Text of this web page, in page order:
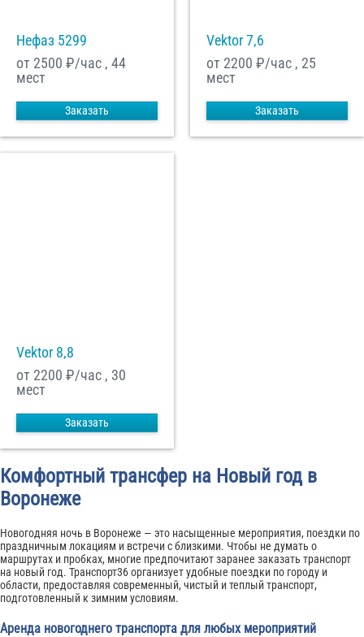
Нефаз 5299
от 2500 ₽/час , 44
мест
Заказать
Vektor 7,6
от 2200 ₽/час , 25
мест
Заказать
Vektor 8,8
от 2200 ₽/час , 30
мест
Заказать
Комфортный трансфер на Новый год в
Воронеже
Новогодняя ночь в Воронеже — это насыщенные мероприятия, поездки по
праздничным локациям и встречи с близкими. Чтобы не думать о
маршрутах и пробках, многие предпочитают заранее заказать транспорт
на новый год. Транспорт36 организует удобные поездки по городу и
области, предоставляя современный, чистый и теплый транспорт,
подготовленный к зимним условиям.
Аренда новогоднего транспорта для любых мероприятий